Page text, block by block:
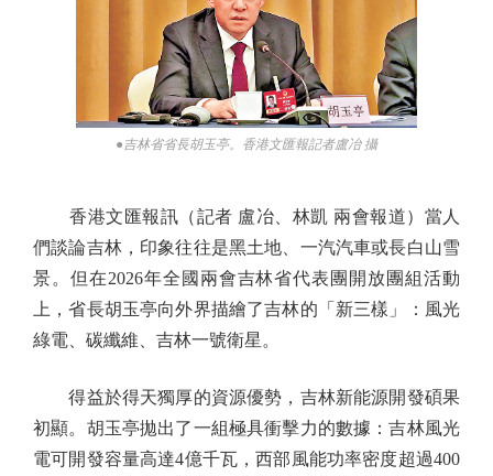
●吉林省省長胡玉亭。香港文匯報記者盧冶 攝
香港文匯報訊（記者 盧冶、林凱 兩會報道）當人
們談論吉林，印象往往是黑土地、一汽汽車或長白山雪
景。但在2026年全國兩會吉林省代表團開放團組活動
上，省長胡玉亭向外界描繪了吉林的「新三樣」：風光
綠電、碳纖維、吉林一號衛星。
得益於得天獨厚的資源優勢，吉林新能源開發碩果
初顯。胡玉亭拋出了一組極具衝擊力的數據：吉林風光
電可開發容量高達4億千瓦，西部風能功率密度超過400